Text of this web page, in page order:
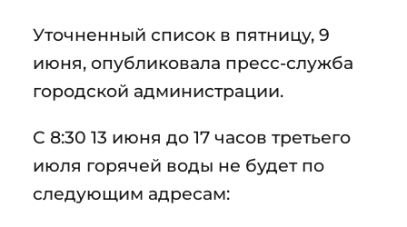
Уточненный список в пятницу, 9
июня, опубликовала пресс-служба
городской администрации.
С 8:30 13 июня до 17 часов третьего
июля горячей воды не будет по
следующим адресам: